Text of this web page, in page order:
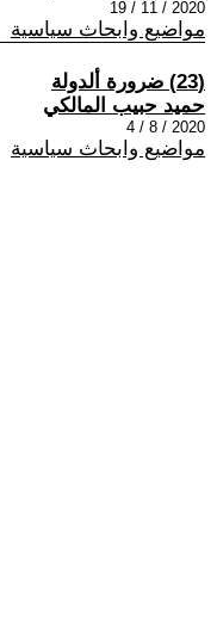
2020 / 11 / 19
مواضيع وابحاث سياسية
(23) ضرورة ألدولة
حميد حبيب المالكي
2020 / 8 / 4
مواضيع وابحاث سياسية